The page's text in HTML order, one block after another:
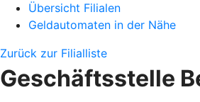
Übersicht Filialen
Geldautomaten in der Nähe
Zurück zur Filialliste
Geschäftsstelle